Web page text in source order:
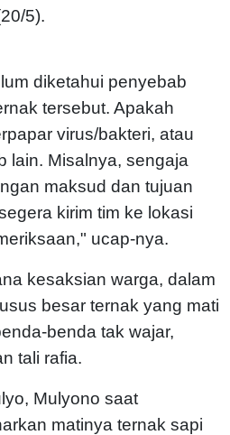
5).
diketahui penyebab
tersebut. Apakah
virus/bakteri, atau
lain. Misalnya, sengaja
maksud dan tujuan
kirim tim ke lokasi
ucap-nya.
kesaksian warga, dalam
besar ternak yang mati
benda tak wajar,
tali rafia.
Mulyono saat
matinya ternak sapi